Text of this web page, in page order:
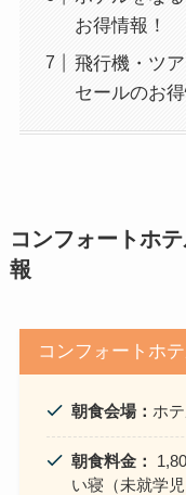
お得情報！
飛行機・ツ
セールのお得
コンフォートホ
報
コンフォートホ
朝食会場： ホ
朝食料金：
い寝（未就学